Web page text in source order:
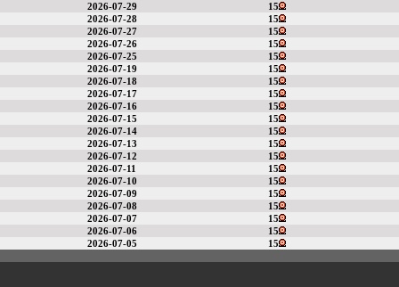
2026-07-29
15
2026-07-28
15
2026-07-27
15
2026-07-26
15
2026-07-25
15
2026-07-19
15
2026-07-18
15
2026-07-17
15
2026-07-16
15
2026-07-15
15
2026-07-14
15
2026-07-13
15
2026-07-12
15
2026-07-11
15
2026-07-10
15
2026-07-09
15
2026-07-08
15
2026-07-07
15
2026-07-06
15
2026-07-05
15